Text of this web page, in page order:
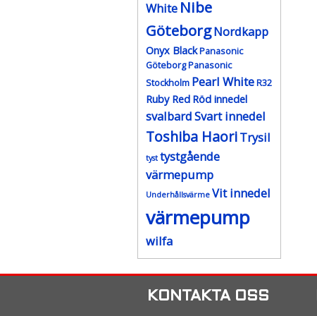
White Nibe
GöteborgNordkapp
Onyx Black Panasonic
Göteborg Panasonic
Stockholm Pearl White R32
Ruby Red Röd innedel
svalbardSvart innedel
Toshiba HaoriTrysil
tyst tystgående
värmepump
Underhållsvärme Vit innedel
värmepump
wilfa
KONTAKTA OSS